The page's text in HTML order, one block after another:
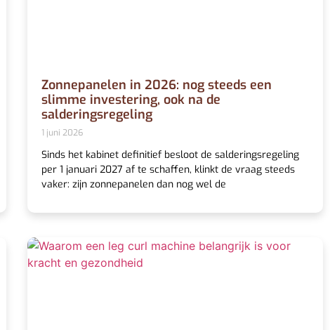
Zonnepanelen in 2026: nog steeds een
slimme investering, ook na de
salderingsregeling
1 juni 2026
Sinds het kabinet definitief besloot de salderingsregeling
per 1 januari 2027 af te schaffen, klinkt de vraag steeds
vaker: zijn zonnepanelen dan nog wel de